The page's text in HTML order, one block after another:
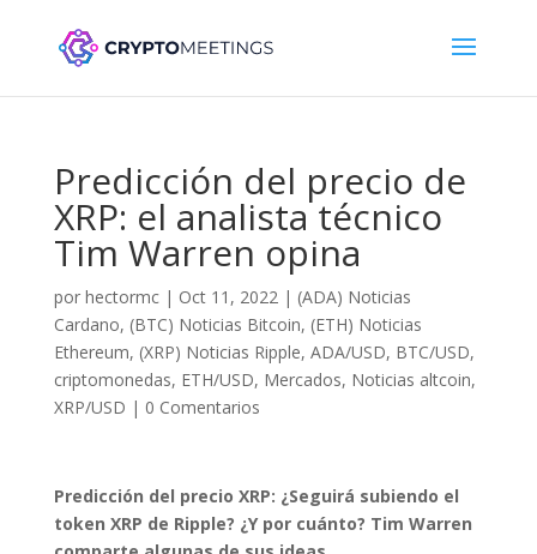
Predicción del precio de
XRP: el analista técnico
Tim Warren opina
por hectormc| Oct 11, 2022| (ADA) Noticias
Cardano, (BTC) Noticias Bitcoin, (ETH) Noticias
Ethereum, (XRP) Noticias Ripple, ADA/USD, BTC/USD,
criptomonedas, ETH/USD, Mercados, Noticias altcoin,
XRP/USD | 0 Comentarios
Predicción del precio XRP: ¿Seguirá subiendo el
token XRP de Ripple? ¿Y por cuánto? Tim Warren